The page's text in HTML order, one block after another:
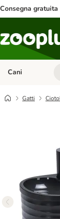
Consegna
Cani
Gatti